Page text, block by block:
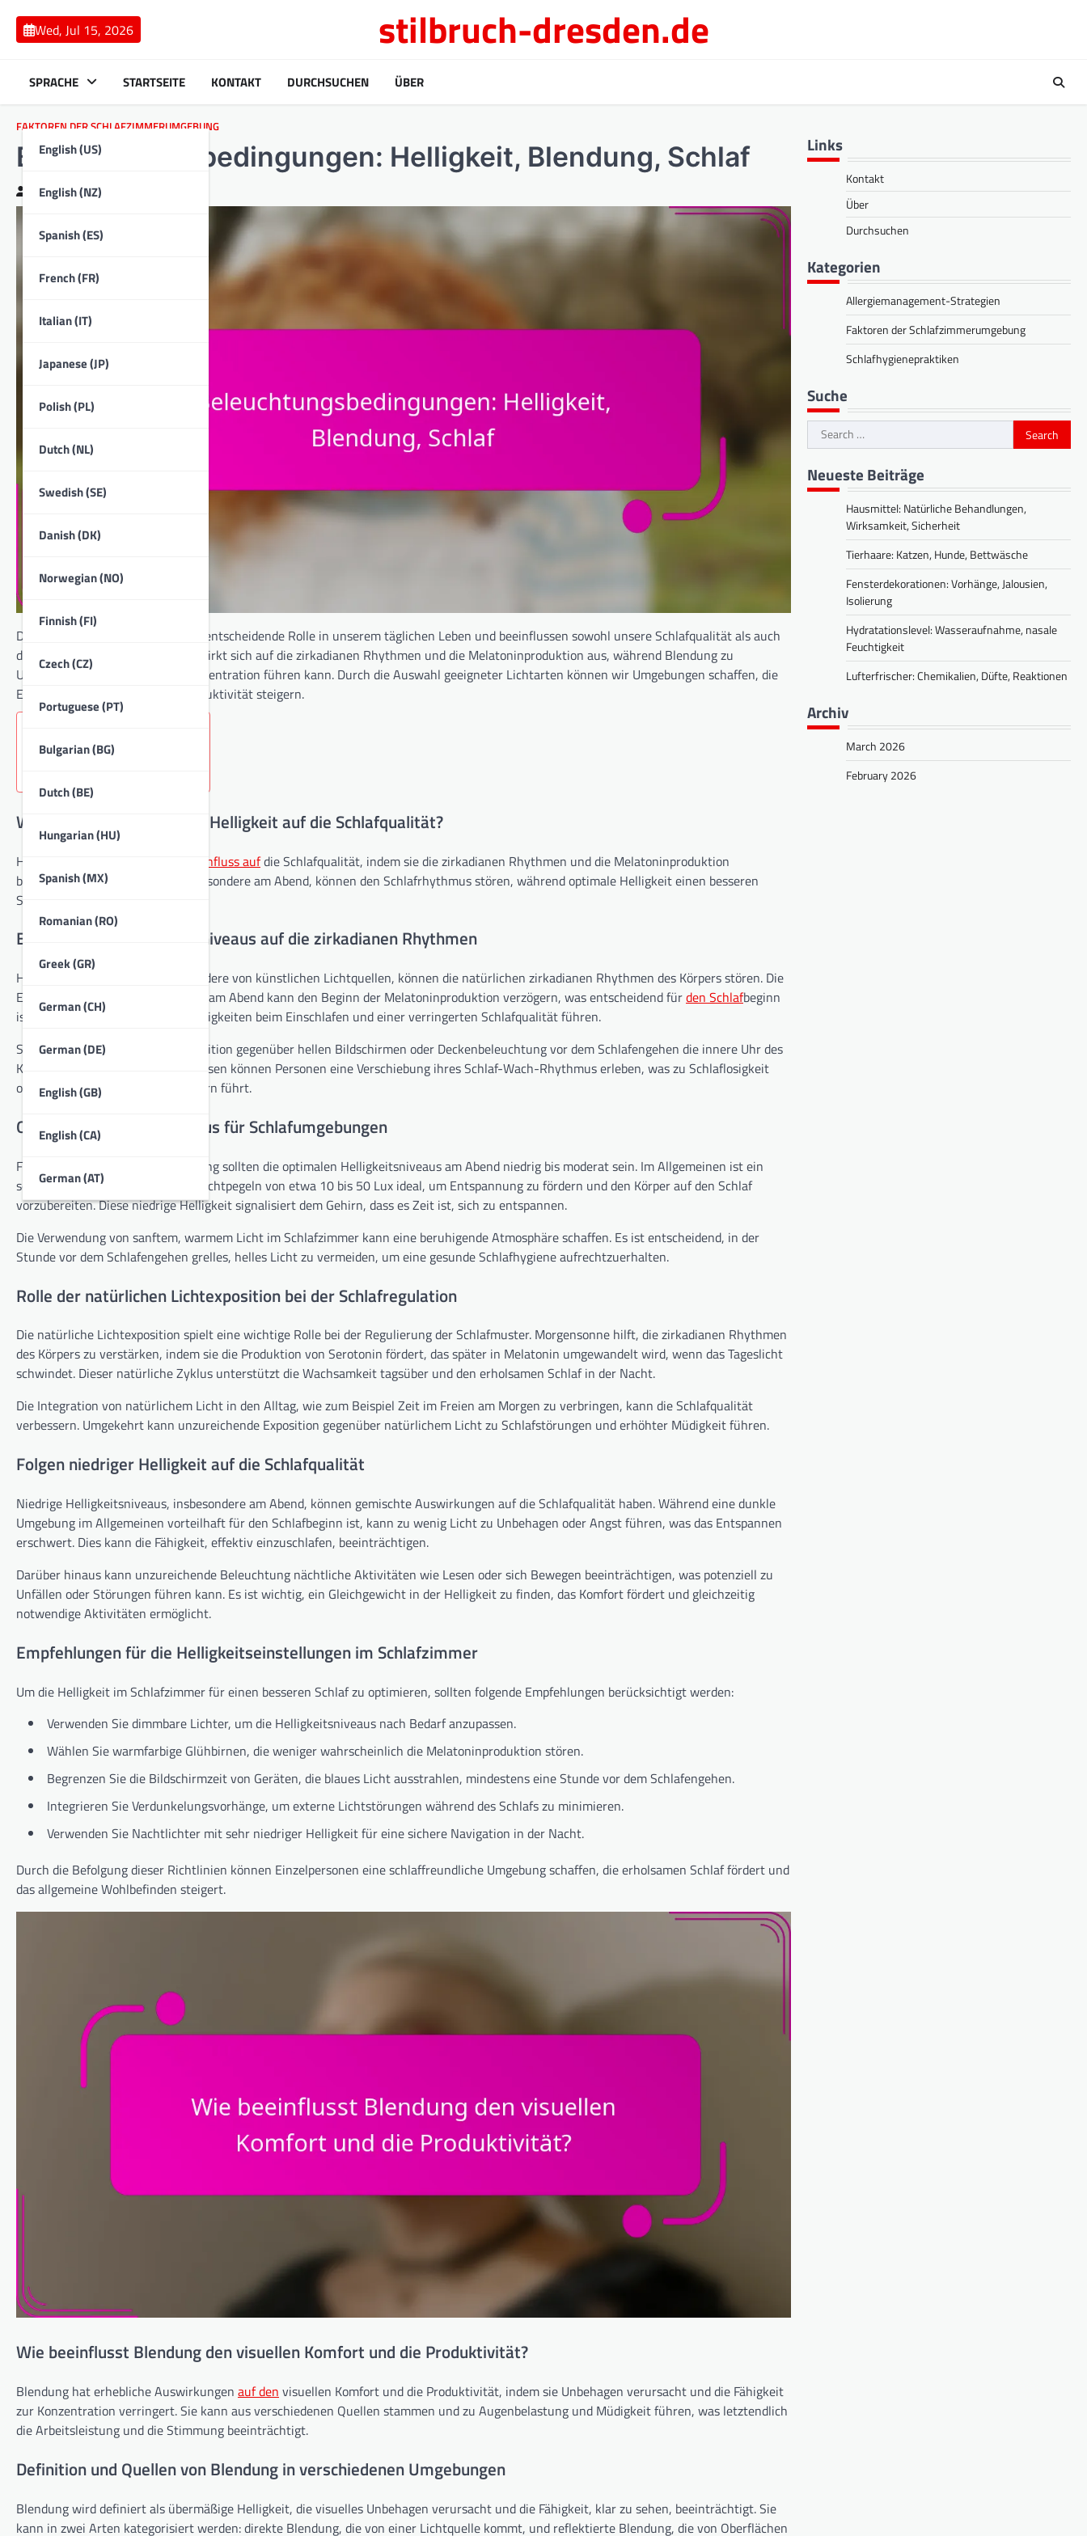
content
Wed, Jul 15, 2026 stilbruch-dresden.de
SPRACHE
English (US)
English (NZ)
Spanish (ES)
French (FR)
Italian (IT)
Japanese (JP)
Polish (PL)
Dutch (NL)
Swedish (SE)
Danish (DK)
Norwegian (NO)
Finnish (FI)
Czech (CZ)
Portuguese (PT)
Bulgarian (BG)
Dutch (BE)
Hungarian (HU)
Spanish (MX)
Romanian (RO)
Greek (GR)
German (CH)
German (DE)
English (GB)
English (CA)
German (AT)
STARTSEITE KONTAKT DURCHSUCHEN ÜBER
FAKTOREN DER SCHLAFZIMMERUMGEBUNG
Beleuchtungsbedingungen: Helligkeit, Blendung, Schlaf
Clara Bennett
Die Lichtverhältnisse spielen eine entscheidende Rolle in unserem täglichen Leben und beeinflussen sowohl unsere Schlafqualität als auch
den visuellen Komfort. Helligkeit wirkt sich auf die zirkadianen Rhythmen und die Melatoninproduktion aus, während Blendung zu
Unbehagen und verminderter Konzentration führen kann. Durch die Auswahl geeigneter Lichtarten können wir Umgebungen schaffen, die
Entspannung fördern und die Produktivität steigern.
Welche Auswirkungen hat Helligkeit auf die Schlafqualität?
Helligkeit hat einen erheblichen Einfluss aufdie Schlafqualität, indem sie die zirkadianen Rhythmen und die Melatoninproduktion
beeinflusst. Hohe Lichtpegel, insbesondere am Abend, können den Schlafrhythmus stören, während optimale Helligkeit einen besseren
Schlaf fördern kann.
Einfluss hoher Helligkeitsniveaus auf die zirkadianen Rhythmen
Hohe Helligkeitsniveaus, insbesondere von künstlichen Lichtquellen, können die natürlichen zirkadianen Rhythmen des Körpers stören. Die
Exposition gegenüber hellem Licht am Abend kann den Beginn der Melatoninproduktion verzögern, was entscheidend fürden Schlafbeginn
ist. Diese Störung kann zu Schwierigkeiten beim Einschlafen und einer verringerten Schlafqualität führen.
Studien legen nahe, dass die Exposition gegenüber hellen Bildschirmen oder Deckenbeleuchtung vor dem Schlafengehen die innere Uhr des
Körpers verwirren kann. Infolgedessen können Personen eine Verschiebung ihres Schlaf-Wach-Rhythmus erleben, was zu Schlaflosigkeit
oder unregelmäßigen Schlafmustern führt.
Optimale Helligkeitsniveaus für Schlafumgebungen
Für eine förderliche Schlafumgebung sollten die optimalen Helligkeitsniveaus am Abend niedrig bis moderat sein. Im Allgemeinen ist ein
schwach beleuchteter Raum mit Lichtpegeln von etwa 10 bis 50 Lux ideal, um Entspannung zu fördern und den Körper auf den Schlaf
vorzubereiten. Diese niedrige Helligkeit signalisiert dem Gehirn, dass es Zeit ist, sich zu entspannen.
Die Verwendung von sanftem, warmem Licht im Schlafzimmer kann eine beruhigende Atmosphäre schaffen. Es ist entscheidend, in der
Stunde vor dem Schlafengehen grelles, helles Licht zu vermeiden, um eine gesunde Schlafhygiene aufrechtzuerhalten.
Rolle der natürlichen Lichtexposition bei der Schlafregulation
Die natürliche Lichtexposition spielt eine wichtige Rolle bei der Regulierung der Schlafmuster. Morgensonne hilft, die zirkadianen Rhythmen
des Körpers zu verstärken, indem sie die Produktion von Serotonin fördert, das später in Melatonin umgewandelt wird, wenn das Tageslicht
schwindet. Dieser natürliche Zyklus unterstützt die Wachsamkeit tagsüber und den erholsamen Schlaf in der Nacht.
Die Integration von natürlichem Licht in den Alltag, wie zum Beispiel Zeit im Freien am Morgen zu verbringen, kann die Schlafqualität
verbessern. Umgekehrt kann unzureichende Exposition gegenüber natürlichem Licht zu Schlafstörungen und erhöhter Müdigkeit führen.
Folgen niedriger Helligkeit auf die Schlafqualität
Niedrige Helligkeitsniveaus, insbesondere am Abend, können gemischte Auswirkungen auf die Schlafqualität haben. Während eine dunkle
Umgebung im Allgemeinen vorteilhaft für den Schlafbeginn ist, kann zu wenig Licht zu Unbehagen oder Angst führen, was das Entspannen
erschwert. Dies kann die Fähigkeit, effektiv einzuschlafen, beeinträchtigen.
Darüber hinaus kann unzureichende Beleuchtung nächtliche Aktivitäten wie Lesen oder sich Bewegen beeinträchtigen, was potenziell zu
Unfällen oder Störungen führen kann. Es ist wichtig, ein Gleichgewicht in der Helligkeit zu finden, das Komfort fördert und gleichzeitig
notwendige Aktivitäten ermöglicht.
Empfehlungen für die Helligkeitseinstellungen im Schlafzimmer
Um die Helligkeit im Schlafzimmer für einen besseren Schlaf zu optimieren, sollten folgende Empfehlungen berücksichtigt werden:
Verwenden Sie dimmbare Lichter, um die Helligkeitsniveaus nach Bedarf anzupassen.
Wählen Sie warmfarbige Glühbirnen, die weniger wahrscheinlich die Melatoninproduktion stören.
Begrenzen Sie die Bildschirmzeit von Geräten, die blaues Licht ausstrahlen, mindestens eine Stunde vor dem Schlafengehen.
Integrieren Sie Verdunkelungsvorhänge, um externe Lichtstörungen während des Schlafs zu minimieren.
Verwenden Sie Nachtlichter mit sehr niedriger Helligkeit für eine sichere Navigation in der Nacht.
Durch die Befolgung dieser Richtlinien können Einzelpersonen eine schlaffreundliche Umgebung schaffen, die erholsamen Schlaf fördert und
das allgemeine Wohlbefinden steigert.
Wie beeinflusst Blendung den visuellen Komfort und die Produktivität?
Blendung hat erhebliche Auswirkungen auf den visuellen Komfort und die Produktivität, indem sie Unbehagen verursacht und die Fähigkeit
zur Konzentration verringert. Sie kann aus verschiedenen Quellen stammen und zu Augenbelastung und Müdigkeit führen, was letztendlich
die Arbeitsleistung und die Stimmung beeinträchtigt.
Definition und Quellen von Blendung in verschiedenen Umgebungen
Blendung wird definiert als übermäßige Helligkeit, die visuelles Unbehagen verursacht und die Fähigkeit, klar zu sehen, beeinträchtigt. Sie
kann in zwei Arten kategorisiert werden: direkte Blendung, die von einer Lichtquelle kommt, und reflektierte Blendung, die von Oberflächen
Links
Kontakt
Über
Durchsuchen
Kategorien
Allergiemanagement-Strategien
Faktoren der Schlafzimmerumgebung
Schlafhygienepraktiken
Suche
Search
for:
Neueste Beiträge
Hausmittel: Natürliche Behandlungen,
Wirksamkeit, Sicherheit
Tierhaare: Katzen, Hunde, Bettwäsche
Fensterdekorationen: Vorhänge, Jalousien,
Isolierung
Hydratationslevel: Wasseraufnahme, nasale
Feuchtigkeit
Lufterfrischer: Chemikalien, Düfte, Reaktionen
Archiv
March 2026
February 2026